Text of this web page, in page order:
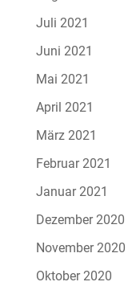
Juli 2021
Juni 2021
Mai 2021
April 2021
März 2021
Februar 2021
Januar 2021
Dezember 2020
November 2020
Oktober 2020